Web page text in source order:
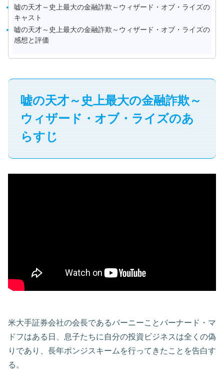
嘘の天才～史上最大の金融詐欺～ウィザード・オブ・ライズの
キャスト
嘘の天才～史上最大の金融詐欺～ウィザード・オブ・ライズの
感想と評価
嘘の天才～史上最大の金融詐欺～
ウィザード・オブ・ライズのあ
らすじ
米大手証券会社の会長であるバーニーことバーナード・マ
ドフはある日、息子たちに自分の投資ビジネスは全くの偽
りであり、長年ポンジスキームを行ってきたことを告白す
る。